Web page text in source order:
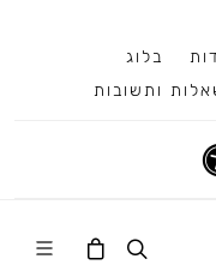
בלוג
ותשובות